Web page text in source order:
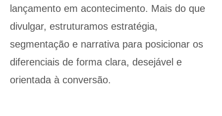
lançamento em acontecimento. Mais do que
divulgar, estruturamos estratégia,
segmentação e narrativa para posicionar os
diferenciais de forma clara, desejável e
orientada à conversão.